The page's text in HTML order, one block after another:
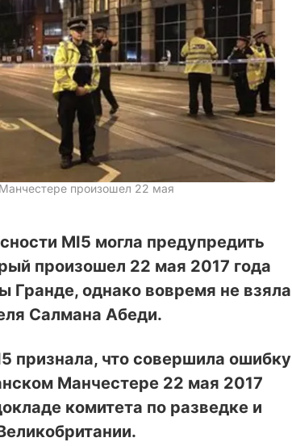
произошел 22 мая
MI5 могла предупредить
произошел 22 мая 2017 года
Гранде, однако вовремя не взяла
Салмана Абеди.
признала, что совершила ошибку
Манчестере 22 мая 2017
комитета по разведке и